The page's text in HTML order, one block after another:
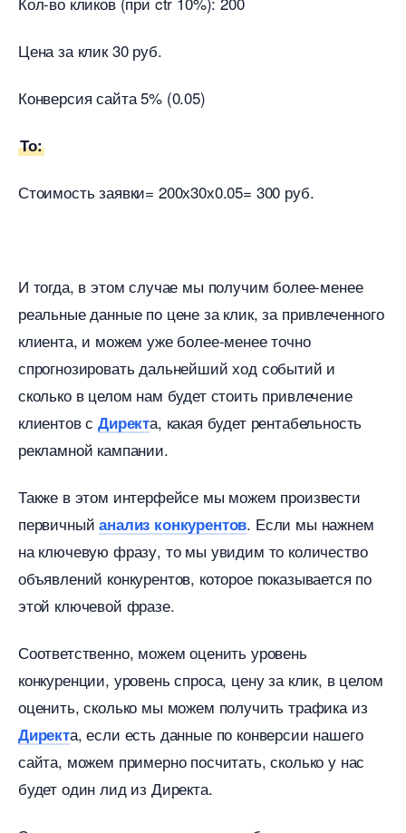
Цена за клик 30 руб.
Конверсия сайта 5% (0.05)
То:
Стоимость заявки= 200х30х0.05= 300 руб.
И тогда, в этом случае мы получим более-менее
реальные данные по цене за клик, за привлеченного
клиента, и можем уже более-менее точно
спрогнозировать дальнейший ход событий и
сколько в целом нам будет стоить привлечение
клиентов сДиректа, какая будет рентабельность
рекламной кампании.
Также в этом интерфейсе мы можем произвести
первичныйанализ конкуренто. Если мы нажнем
на ключевую фразу, то мы увидим то количество
объявлений конкурентов, которое показывается по
этой ключевой фразе.
Соответственно, можем оценить уровень
конкуренции, уровень спроса, цену за клик, в целом
оценить, сколько мы можем получить трафика из
Директа, если есть данные по конверсии нашего
сайта, можем примерно посчитать, сколько у нас
удет один лид из Директа.